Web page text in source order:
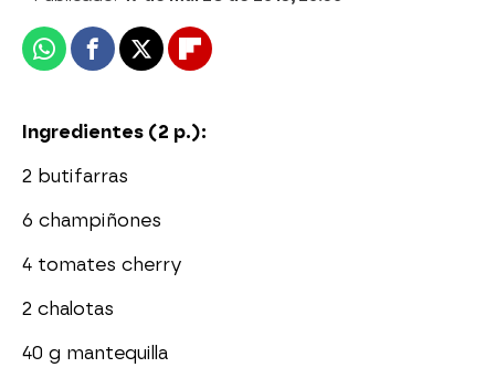
WhatsappFacebook
X Flipboard
Ingredientes (2 p.):
2 butifarras
6 champiñones
4 tomates cherry
2 chalotas
40 g mantequilla